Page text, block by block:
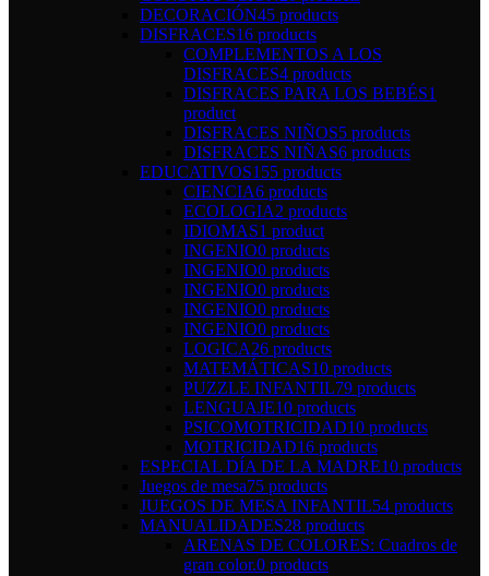
DECORACIÓN45 products
DISFRACES16 products
COMPLEMENTOS A LOS
DISFRACES4 products
DISFRACES PARA LOS BEBÉS1
product
DISFRACES NIÑOS5 products
DISFRACES NIÑAS6 products
EDUCATIVOS155 products
CIENCIA6 products
ECOLOGIA2 products
IDIOMAS1 product
INGENIO0 products
INGENIO0 products
INGENIO0 products
INGENIO0 products
INGENIO0 products
LOGICA26 products
MATEMÁTICAS10 products
PUZZLE INFANTIL79 products
LENGUAJE10 products
PSICOMOTRICIDAD10 products
MOTRICIDAD16 products
ESPECIAL DÍA DE LA MADRE10 products
Juegos de mesa75 products
JUEGOS DE MESA INFANTIL54 products
MANUALIDADES28 products
ARENAS DE COLORES: Cuadros de
gran color.0 products